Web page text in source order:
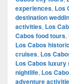
experiences, Los
destination
activities, Los
Cabos food tours,
Los Cabos
cruises, Los
Los Cabos luxury
nightlife, Los
adventure